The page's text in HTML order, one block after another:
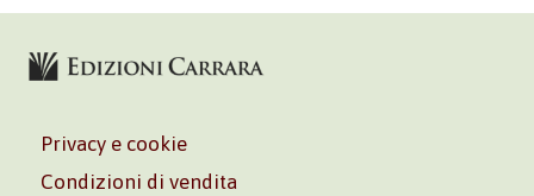
Privacy e cookie
Condizioni di vendita